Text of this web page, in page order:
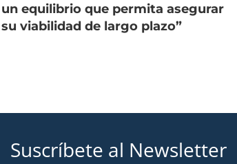
un equilibrio que permita asegurar
su viabilidad de largo plazo”
Suscríbete al Newsletter